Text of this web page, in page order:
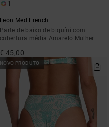
1
Leon Med French
Parte de baixo de biquíni com
cobertura média Amarelo Mulher
€ 45,00
NOVO PRODUTO